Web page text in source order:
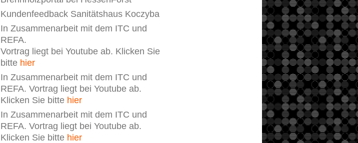
Kundenfeedback Sanitätshaus Koczyba
In Zusammenarbeit mit dem ITC und
REFA.
Vortrag liegt bei Youtube ab. Klicken Sie
bitte hier
In Zusammenarbeit mit dem ITC und
REFA. Vortrag liegt bei Youtube ab.
Klicken Sie bitte hier
In Zusammenarbeit mit dem ITC und
REFA. Vortrag liegt bei Youtube ab.
Klicken Sie bitte hier